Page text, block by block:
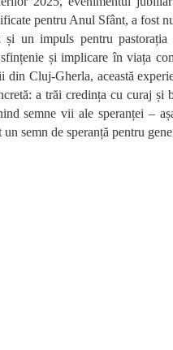
pentru Anul Sfânt, a fost
și un impuls pentru
și implicare în viața
din Cluj-Gherla, această
a trăi credința cu curaj și
semne vii ale speranței –
semn de speranță pentru